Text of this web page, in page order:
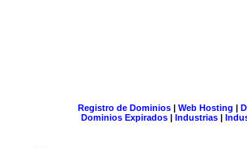
Registro de Dominios| Web Hosting |
Dominios Expirados | Industrias |